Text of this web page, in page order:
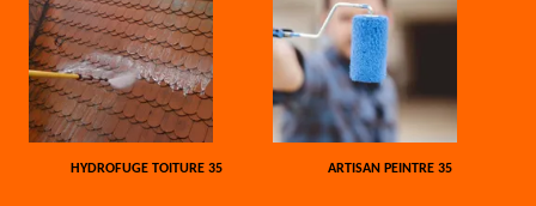
HYDROFUGE TOITURE 35 ARTISAN PEINTRE 35